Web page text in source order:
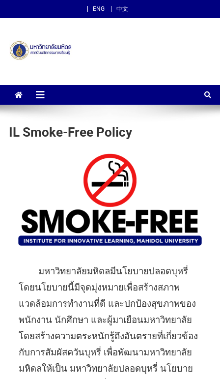
ENG 中文
สถาบันนวัตกรรมการเรียนรู้
IL Smoke-Free Policy
มหาวิทยาลัยมหิดลมีนโยบายปลอดบุหรี่
โดยนโยบายนี้มีจุดมุ่งหมายเพื่อสร้างสภาพ
แวดล้อมการทำงานที่ดี และปกป้องสุขภาพของ
พนักงาน นักศึกษา และผู้มาเยือนมหาวิทยาลัย
โดยสร้างความตระหนักรู้ถึงอันตรายที่เกี่ยวข้อง
กับการสัมผัสควันบุหรี่ เพื่อพัฒนามหาวิทยาลัย
มหิดลให้เป็น มหาวิทยาลัยปลอดบุหรี่ นโยบาย